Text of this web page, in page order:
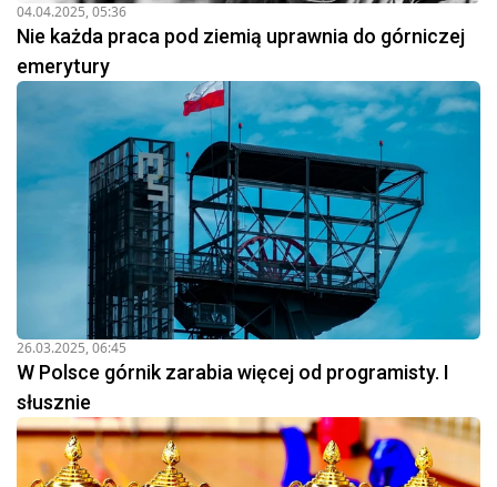
04.04.2025, 05:36
Nie każda praca pod ziemią uprawnia do górniczej
emerytury
26.03.2025, 06:45
W Polsce górnik zarabia więcej od programisty. I
słusznie